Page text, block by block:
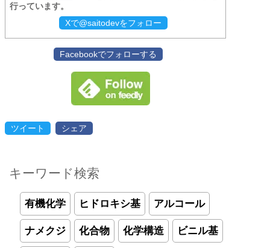
行っています。
Xで@saitodevをフォロー
Facebookでフォローする
ツイート シェア
キーワード検索
有機化学 ヒドロキシ基 アルコール
ナメクジ 化合物 化学構造 ビニル基